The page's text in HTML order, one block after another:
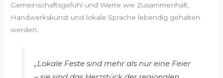
Gemeinschaftsgefühl und Werte wie Zusammenhalt,
Handwerkskunst und lokale Sprache lebendig gehalten
werden.
„Lokale Feste sind mehr als nur eine Feier